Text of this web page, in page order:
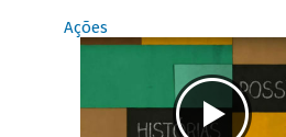
Ações